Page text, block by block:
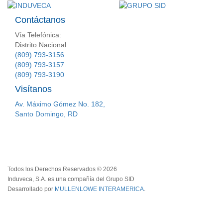
Contáctanos
Vía Telefónica:
Distrito Nacional
(809) 793-3156
(809) 793-3157
(809) 793-3190
Visítanos
Av. Máximo Gómez No. 182,
Santo Domingo, RD
Todos los Derechos Reservados © 2026
Induveca, S.A. es una compañía del Grupo SID
Desarrollado por MULLENLOWE INTERAMERICA.